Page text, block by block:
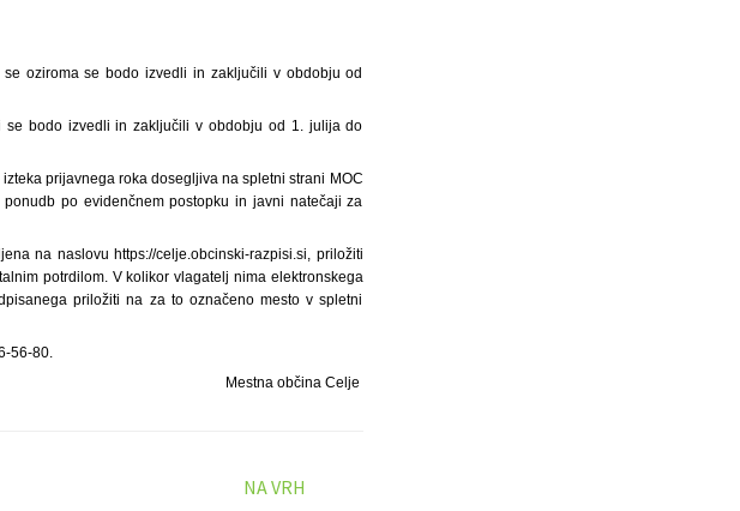
oziroma se bodo izvedli in zaključili v obdobju od
bodo izvedli in zaključili v obdobju od 1. julija do
prijavnega roka dosegljiva na spletni strani MOC
po evidenčnem postopku in javni natečaji za
na naslovu https://celje.obcinski-razpisi.si, priložiti
potrdilom. V kolikor vlagatelj nima elektronskega
priložiti na za to označeno mesto v spletni
56-80.
Mestna občina Celje
NA VRH